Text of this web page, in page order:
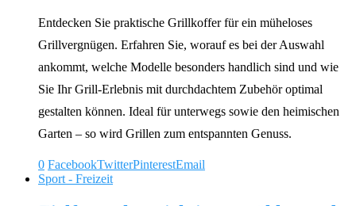
Entdecken Sie praktische Grillkoffer für ein müheloses
Grillvergnügen. Erfahren Sie, worauf es bei der Auswahl
ankommt, welche Modelle besonders handlich sind und wie
Sie Ihr Grill-Erlebnis mit durchdachtem Zubehör optimal
gestalten können. Ideal für unterwegs sowie den heimischen
Garten – so wird Grillen zum entspannten Genuss.
0 FacebookTwitterPinterestEmail
Sport - Freizeit